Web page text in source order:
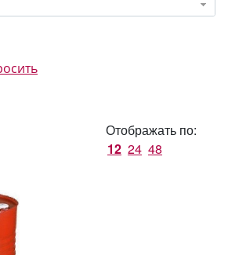
Отображать по:
12 24 48